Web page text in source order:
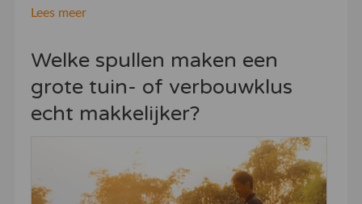
Lees meer
Welke spullen maken een
grote tuin- of verbouwklus
echt makkelijker?